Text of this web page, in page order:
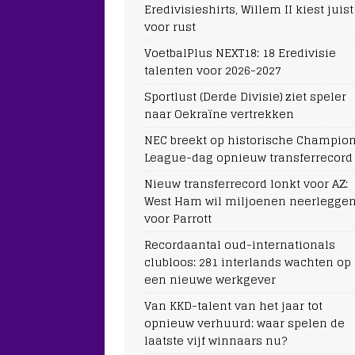
Eredivisieshirts, Willem II kiest juist
voor rust
VoetbalPlus NEXT18: 18 Eredivisie
talenten voor 2026-2027
Sportlust (Derde Divisie) ziet speler
naar Oekraïne vertrekken
NEC breekt op historische
League-dag opnieuw transferrecord
Nieuw transferrecord lonkt voor AZ:
West Ham wil miljoenen
voor Parrott
Recordaantal oud-internationals
clubloos: 281 interlands wachten op
een nieuwe werkgever
Van KKD-talent van het jaar tot
opnieuw verhuurd: waar spelen de
laatste vijf winnaars nu?